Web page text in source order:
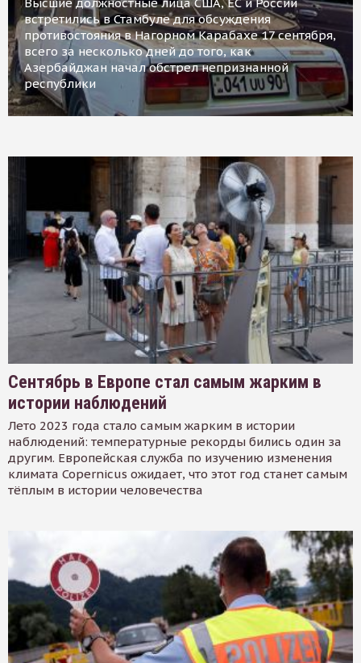
встретились в Стамбуле для обсуждения
противостояния в Нагорном Карабахе 17 сентября,
всего за несколько дней до того, как
Азербайджан начал обстрел непризнанной
республики
Сентябрь в Европе стал самым жарким в
истории наблюдений
Лето 2023 года стало самым жарким в истории
наблюдений: температурные рекорды бились один за
другим. Европейская служба по изучению изменения
климата Copernicus ожидает, что этот год станет самым
тёплым в истории человечества